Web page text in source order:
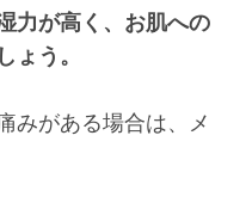
力が高く、お肌への
ょう。
みがある場合は、メ